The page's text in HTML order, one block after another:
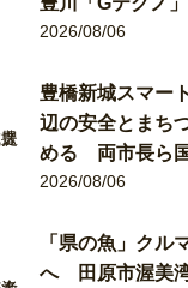
2026/08/06
豊橋新城スマー
辺の安全とまち
める 両市長ら
2026/08/06
「県の魚」クル
へ 田原市渥美